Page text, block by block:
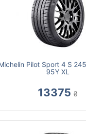
Pilot Sport 4 S
95Y XL
13375 ₴